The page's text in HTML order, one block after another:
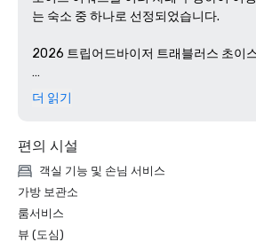
는 숙소 중 하나로 선정되었습니다.
2026 트립어드바이저 트래블러스 초이
지난 한 해 동안 지속적으로 뛰어난 여행
호텔을 선정하여 Hotel Indigo Austin
University를 트립어드바이저가 선정한
텔 중 하나로 선정했습니다.출장, 회의, 레
방문하든 고객들은 오스틴의 진정한 환대
을 계속해서 인정하고 있습니다.
더 읽기
편의 시설
객실 기능 및 손님 서비스
가방 보관소
룸서비스
뷰 (도심)